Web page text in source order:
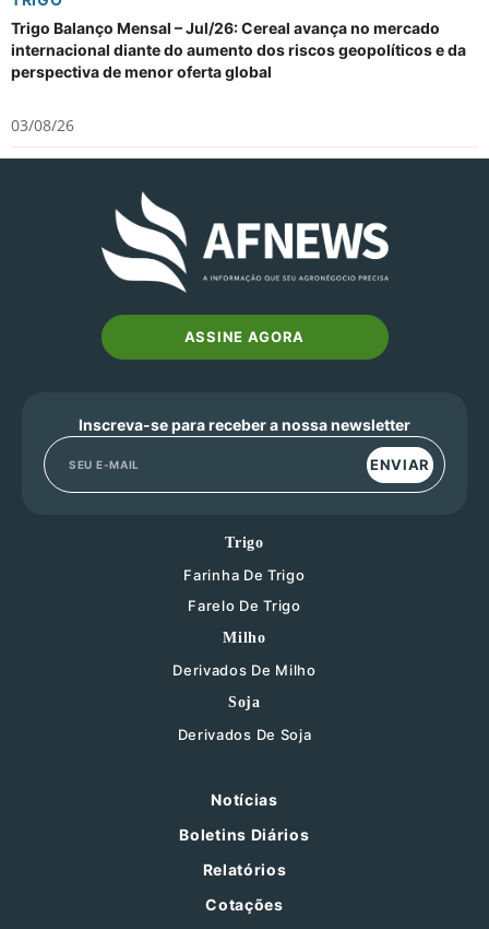
Trigo Balanço Mensal – Jul/26: Cereal avança no mercado
internacional diante do aumento dos riscos geopolíticos e da
perspectiva de menor oferta global
03/08/26
ASSINE AGORA
Inscreva-se para receber a nossa newsletter
ENVIAR
Trigo
Farinha De Trigo
Farelo De Trigo
Milho
Derivados De Milho
Soja
Derivados De Soja
Notícias
Boletins Diários
Relatórios
Cotações